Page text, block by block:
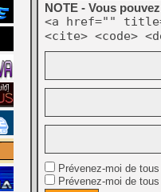
NOTE - Vous
<a href=""
<cite> <code>
Prévenez-moi de
Prévenez-moi de